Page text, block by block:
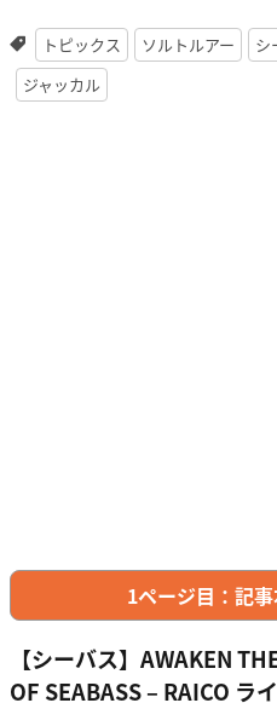
トピックス ソルトルアー シ
ジャッカル
1ページ目：記
【シーバス】AWAKEN
OF SEABASS – RAICO ラ